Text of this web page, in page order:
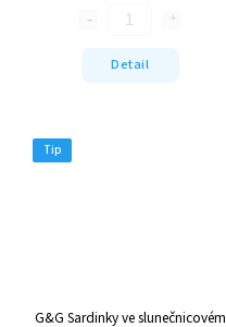
Detail
Tip
G&G Sardinky ve slunečnicovém